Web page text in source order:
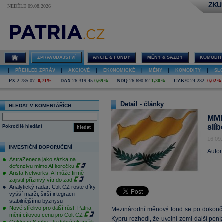
NEDĚLE 09.08.2026
ZPRAVODAJSTVÍ AKCIE & FONDY MĚNY & SAZBY
PŘEHLED ZPRÁV AKCIOVÉ EKONOMICKÉ MĚNY KOMODITY
PX 2 785,07 -0,71% DAX 26 319,45 0,69% NDQ 26 690,62 1,30% CZK/€ 24,232 -0,02%
HLEDAT V KOMENTÁŘÍCH
hledat
Pokročilé hledání
INVESTIČNÍ DOPORUČENÍ
AstraZeneca jako sázka na
defenzivu mimo AI horečku
Arista Networks: AI může firmě
zajistit příznivý vítr do zad
Analytický radar: Colt CZ roste díky
vyšší marži, širší integraci i
stabilnějšímu byznysu
Nové střelivo pro další růst. Patria
mění cílovou cenu pro Colt CZ
Detail - články
Mezinárodníměnový fond se po
Kypru rozhodl, že uvolní zemi další